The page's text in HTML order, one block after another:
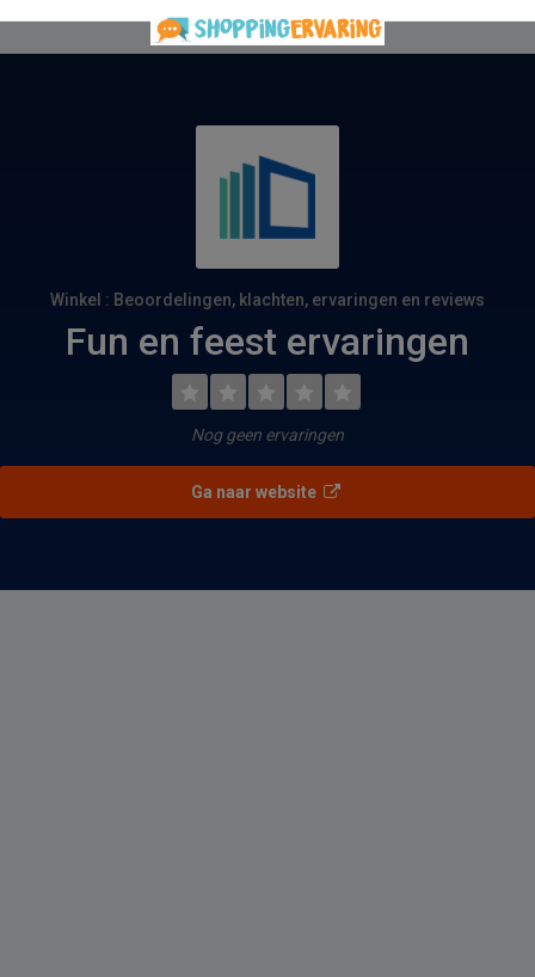
Winkel : Beoordelingen, klachten, ervaringen en reviews
Fun en feest ervaringen
Nog geen ervaringen
Ga naar website